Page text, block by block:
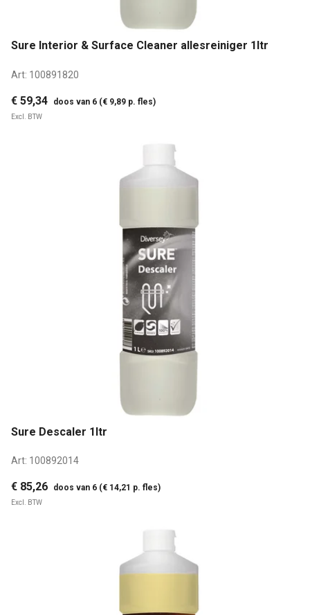
Sure Interior & Surface Cleaner allesreiniger 1ltr
Art: 100891820
€ 59,34 doos van 6 (€ 9,89 p. fles)
Excl. BTW
Sure Descaler 1ltr
Art: 100892014
€ 85,26 doos van 6 (€ 14,21 p. fles)
Excl. BTW